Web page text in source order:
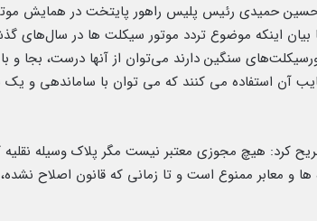
حمیدی رئیس پلیس راهور پایتخت در همایش
بیان اینکه موضوع تردد موتور سیکلت ها در سال‌های
سنگین دارند می‌توان از آنها درست، بجا و
آن استفاده می کنند که می توان با ساماندهی و یک
کرد: هیچ مجوزی معتبر نیست مگر پلاک وسیله نقلیه
و معابر ممنوع است و تا زمانی که قانون اصلاح